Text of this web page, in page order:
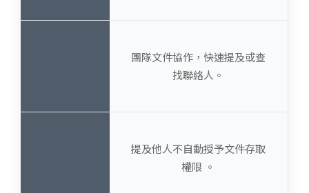
團隊文件協作，快速提及或查
找聯絡人。
提及他人不自動授予文件存取
權限 。